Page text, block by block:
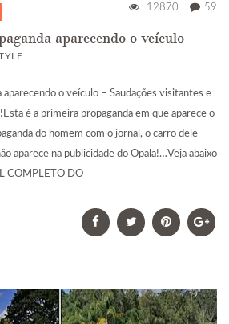
12870 59
aparecendo o veículo
aparecendo o veículo – Saudações visitantes e
é a primeira propaganda em que aparece o
do homem com o jornal, o carro dele
aparece na publicidade do Opala!…Veja abaixo
COMPLETO DO